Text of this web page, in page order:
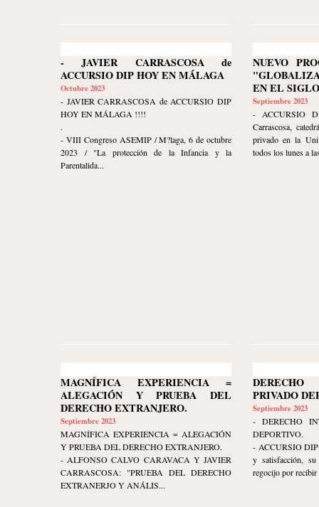
- JAVIER CARRASCOSA de
ACCURSIO DIP HOY EN MÁLAGA
Octubre 2023
- JAVIER CARRASCOSA de ACCURSIO DIP
HOY EN MÁLAGA !!!!
.
- VIII Congreso ASEMIP / M?laga, 6 de octubre
2023 / "La protección de la Infancia y la
Parentalida...
NUEVO
EN EL
Septiembre 2023
- ACCURSIO
Carrascosa,
privado en la
todos los lunes a
MAGNÍFICA EXPERIENCIA =
ALEGACIÓN Y PRUEBA DEL
DERECHO EXTRANJERO.
Septiembre 2023
MAGNÍFICA EXPERIENCIA = ALEGACIÓN
Y PRUEBA DEL DERECHO EXTRANJERO.
- ALFONSO CALVO CARAVACA Y JAVIER
CARRASCOSA: "PRUEBA DEL DERECHO
EXTRANERJO Y ANÁLIS...
PRIVADO
Septiembre 2023
- DERECHO
DEPORTIVO.
- ACCURSIO DIP
y satisfacción,
regocijo por recibir